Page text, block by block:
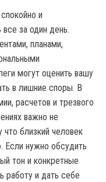
и
за один день.
планами,
могут оценить вашу
в лишние споры. В
расчетов и трезвого
важно не
близкий человек
Если нужно обсудить
тон и конкретные
работу и дать себе